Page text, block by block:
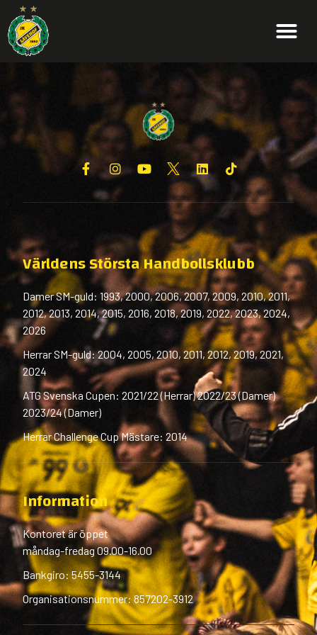
KVARTSFINAL 4
Världens Största Handbollsklubb
Damer SM-guld: 1993, 2000, 2006, 2007, 2009, 2010, 2011,
2012, 2013, 2014, 2015, 2016, 2018, 2019, 2022, 2023, 2024,
2026
Herrar SM-guld: 2004, 2005, 2010, 2011, 2012, 2019, 2021,
2024
ATG Svenska Cupen: 2021/22 (Herrar) 2022/23 (Damer)
2023/24 (Damer)
Herrar Challenge Cup Mästare: 2014
Information
Kontoret är öppet
måndag-fredag 09.00-16.00
Bankgiro: 5455-3144
Organisationsnummer: 857202-3912